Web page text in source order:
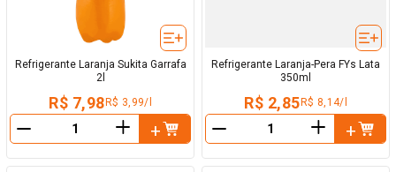
Refrigerante Laranja Sukita Garrafa
2l
R$ 7,98 R$ 3,99/l
＋
Refrigerante Laranja-Pera FYs Lata
350ml
R$ 2,85 R$ 8,14/l
＋